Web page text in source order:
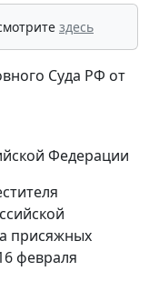
здесь
Суда РФ от
Федерации
присяжных
февраля